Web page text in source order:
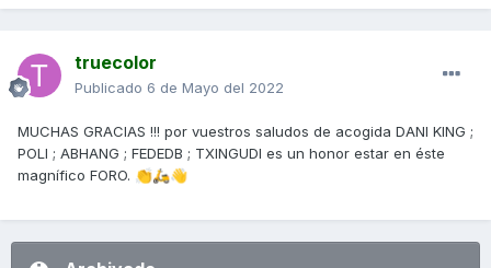
truecolor
Publicado 6 de Mayo del 2022
MUCHAS GRACIAS !!! por vuestros saludos de acogida DANI KING ;
POLI ; ABHANG ; FEDEDB ; TXINGUDI es un honor estar en éste
magnífico FORO. 👏🛵👋